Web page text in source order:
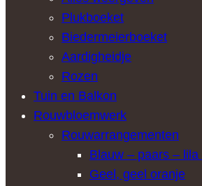
Plukboeket
Biedermeierboeket
Aardigheidje
Rozen
Tuin en Balkon
Rouwbloemwerk
Rouwarrangementen
Blauw – paars – lila
Geel, geel oranje